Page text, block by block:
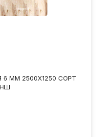
ММ 2500Х1250 СОРТ